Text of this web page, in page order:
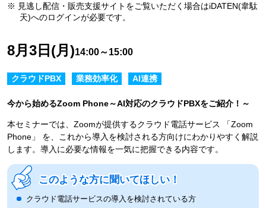
※ 見逃し配信・販売支援サイトをご覧いただく場合はiDATEN(韋駄
天)へのログインが必要です。
8月3日(月)14:00～15:00
クラウドPBX 業務効率化 AI連携
今から始めるZoom Phone～AI対応のクラウドPBXをご紹介！～
本セミナーでは、Zoomが提供するクラウド電話サービス 「Zoom
Phone」 を、これから導入を検討される方向けにわかりやすく解説
します。導入に必要な情報を一気に把握できる内容です。
このような方に聞いてほしい！
クラウド電話サービスの導入を検討されている方